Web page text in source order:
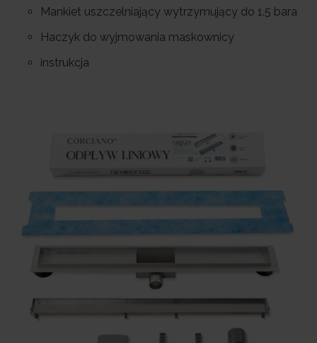
Mankiet uszczelniający wytrzymujący do 1.5 bara
Haczyk do wyjmowania maskownicy
instrukcja